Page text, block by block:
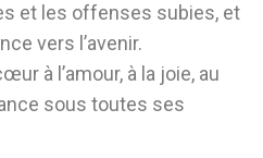
et les offenses subies, et
vers l’avenir.
à l’amour, à la joie, au
sous toutes ses